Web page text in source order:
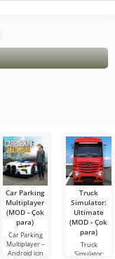
Car Parking
Multiplayer
(MOD - Çok
para)
Car Parking
Multiplayer –
Android için
Truck
Simulator:
Ultimate
(MOD - Çok
para)
Truck
Simulator: